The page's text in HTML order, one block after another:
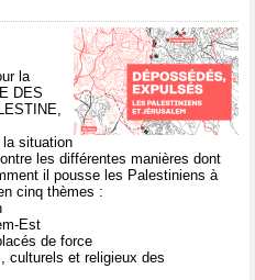
la
DES
la situation
les différentes manières dont
il pousse les Palestiniens à
cinq thèmes :
Est
de force
culturels et religieux des